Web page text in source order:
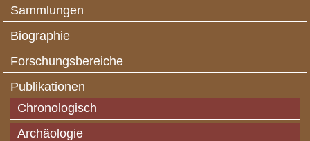
Sammlungen
Biographie
Forschungsbereiche
Publikationen
Chronologisch
Archäologie